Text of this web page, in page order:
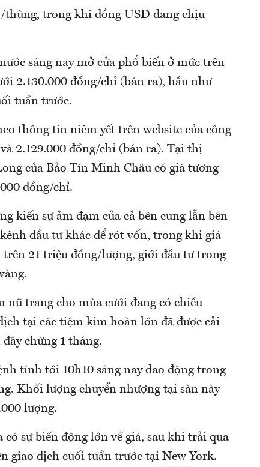
trong khi đồng USD đang chịu
sáng nay mở cửa phổ biến ở mức trên
2.130.000 đồng/chỉ (bán ra), hầu như
tuần trước.
thông tin niêm yết trên website của công
2.129.000 đồng/chỉ (bán ra). Tại thị
của Bảo Tín Minh Châu có giá tương
đồng/chỉ.
kiến sự ảm đạm của cả bên cung lẫn bên
đầu tư khác để rót vốn, trong khi giá
21 triệu đồng/lượng, giới đầu tư trong
nữ trang cho mùa cưới đang có chiều
tại các tiệm kim hoàn lớn đã được cải
chừng 1 tháng.
tính tới 10h10 sáng nay dao động trong
Khối lượng chuyển nhượng tại sàn này
lượng.
có sự biến động lớn về giá, sau khi trải qua
giao dịch cuối tuần trước tại New York.